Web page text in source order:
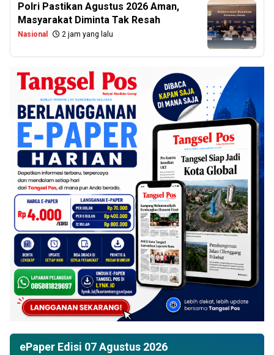
Polri Pastikan Agustus 2026 Aman,
Masyarakat Diminta Tak Resah
Nasional 2 jam yang lalu
ePaper Edisi 07 Agustus 2026